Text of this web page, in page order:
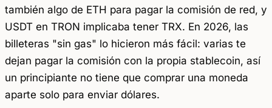
también algo de ETH para pagar la comisión de red, y
USDT en TRON implicaba tener TRX. En 2026, las
billeteras "sin gas" lo hicieron más fácil: varias te
dejan pagar la comisión con la propia stablecoin, así
un principiante no tiene que comprar una moneda
aparte solo para enviar dólares.